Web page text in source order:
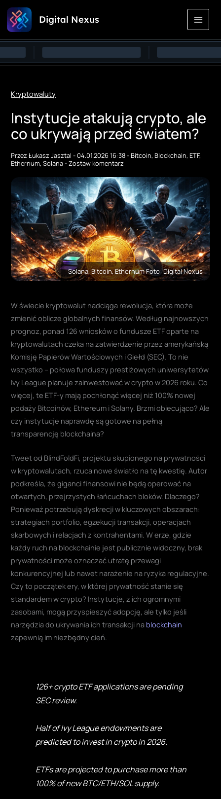
Przejdź
do
treści
Digital Nexus
Kryptowaluty
Instytucje atakują crypto, ale
co ukrywają przed światem?
PrzezŁukasz Jasztal-04.01.2026 16:38-Bitcoin,Blockchain,ETF,
Ethernum,Solana-Zostaw komentarz
Solana, Bitcoin, Ethernum Foto: Digital Nexus
W świecie kryptowalut nadciąga rewolucja, która może
zmienić oblicze globalnych finansów. Według najnowszych
prognoz, ponad 126 wniosków o fundusze ETF oparte na
kryptowalutach czeka na zatwierdzenie przez amerykańską
Komisję Papierów Wartościowych i Giełd (SEC). To nie
wszystko – połowa funduszy prestiżowych uniwersytetów
Ivy League planuje zainwestować w crypto w 2026 roku. Co
więcej, te ETF-y mają pochłonąć więcej niż 100% nowej
podaży Bitcoinów, Ethereum i Solany. Brzmi obiecująco? Ale
czy instytucje naprawdę są gotowe na pełną
transparencję blockchaina?
Tweet od BlindFoldFi, projektu skupionego na prywatności
w kryptowalutach, rzuca nowe światło na tę kwestię. Autor
podkreśla, że giganci finansowi nie będą operować na
otwartych, przejrzystych łańcuchach bloków. Dlaczego?
Ponieważ potrzebują dyskrecji w kluczowych obszarach:
strategiach portfolio, egzekucji transakcji, operacjach
skarbowych i relacjach z kontrahentami. W erze, gdzie
każdy ruch na blockchainie jest publicznie widoczny, brak
prywatności może oznaczać utratę przewagi
konkurencyjnej lub nawet narażenie na ryzyka regulacyjne.
Czy to początek ery, w której prywatność stanie się
standardem w crypto? Instytucje, z ich ogromnymi
zasobami, mogą przyspieszyć adopcję, ale tylko jeśli
narzędzia do ukrywania ich transakcji na blockchain
zapewnią im niezbędny cień.
SEC review.
predicted to invest in crypto in 2026.
100% of new BTC/ETH/SOL supply.